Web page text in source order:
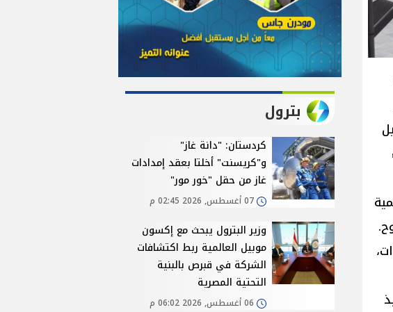
4800 ميجاوات،
بترول
كردستان: "دانة غاز"
و"كريسنت" أخلتا بعقد إمدادات
غاز من حقل "خور مور"
07 أغسطس, 2026 02:45 م
وزير البترول يبحث مع إكسون
موبيل العالمية ربط اكتشافات
الشركة في قبرص بالبنية
التحتية المصرية
06 أغسطس, 2026 06:02 م